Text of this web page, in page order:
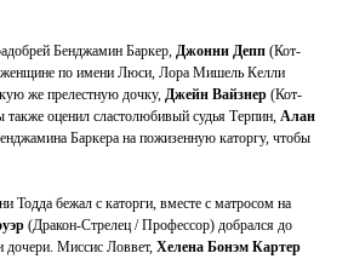
Бенджамин Баркер, Джонни Депп (Кот-
по имени Люси, Лора Мишель Келли
же прелестную дочку, Джейн Вайзнер (Кот-
также оценил сластолюбивый судья Терпин, Алан
Баркера на пожизенную каторгу, чтобы
Тодда бежал с каторги, вместе с матросом на
(Дракон-Стрелец / Профессор) добрался до
Миссис Ловвет, Хелена Бонэм Картер